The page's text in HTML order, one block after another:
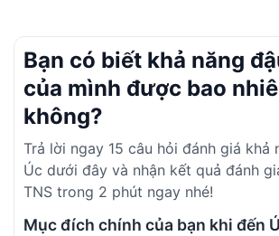
Bạn có biết khả năng
của mình được bao
không?
Trả lời ngay 15 câu hỏi đánh giá khả
Úc dưới đây và nhận kết quả đánh
TNS trong 2 phút ngay nhé!
Mục đích chính của bạn khi đến